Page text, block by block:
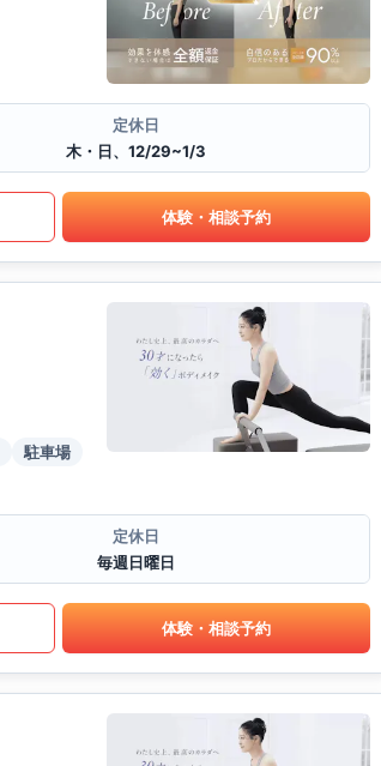
定休日
木・日、12/29~1/3
体験・相談予約
駐車場
定休日
毎週日曜日
体験・相談予約